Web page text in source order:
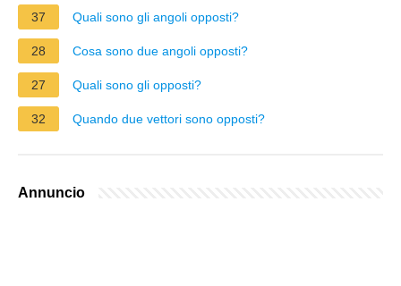
37 Quali sono gli angoli opposti?
28 Cosa sono due angoli opposti?
27 Quali sono gli opposti?
32 Quando due vettori sono opposti?
Annuncio